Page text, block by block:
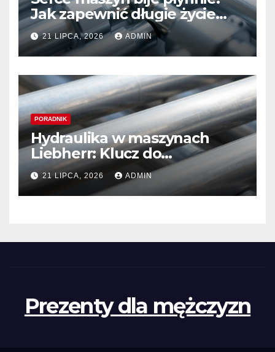
Jak zapewnić długie życie
systemom hydraulicznym
Sauer Danfoss
21 LIPCA, 2026 ADMIN
PORADNIK
Hydraulika w maszynach
Liebherr: Klucz do
niezawodności i optymalnej
wydajności
21 LIPCA, 2026 ADMIN
Prezenty dla mężczyzn